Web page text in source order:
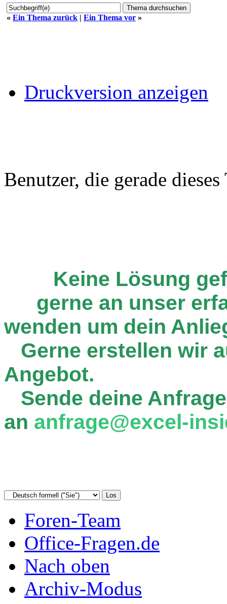
« Ein Thema zurück | Ein Thema vor »
Druckversion anzeigen
Benutzer, die gerade
Keine Lösung
gerne an unser
wenden um dein
Gerne erstellen wir
Angebot.
Sende deine
an anfrage@excel-
Foren-Team
Office-Fragen.de
Nach oben
Archiv-Modus